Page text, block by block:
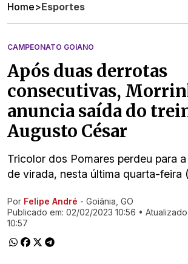
Home>Esportes
CAMPEONATO GOIANO
Após duas derrotas
consecutivas,
anuncia saída do
Augusto César
Tricolor dos Pomares perdeu para
de virada, nesta última quarta-feira
Ir direto pra matéria
Por Felipe André - Goiânia, GO
Publicado em: 02/02/2023 10:56 •
10:57